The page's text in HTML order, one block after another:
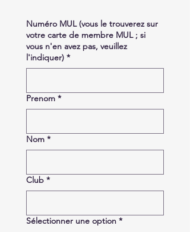
Numéro MUL (vous le trouverez sur
votre carte de membre MUL ; si
vous n'en avez pas, veuillez
l'indiquer) *
Prenom *
Nom *
Club *
Sélectionner une option *